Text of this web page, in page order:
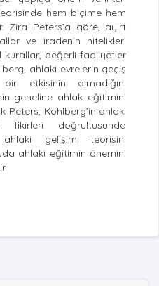
hem biçime hem
Zira Peters’a göre, ayırt
ve iradenin nitelikleri
kurallar, değerli faaliyetler
ahlaki evrelerin geçiş
etkisinin olmadığını
geneline ahlak eğitimini
Peters, Kohlberg’in ahlaki
doğrultusunda
gelişim teorisini
ahlaki eğitimin önemini